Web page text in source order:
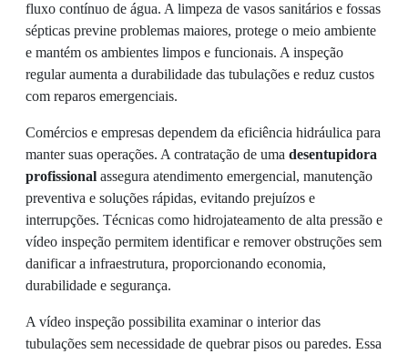
fluxo contínuo de água. A limpeza de vasos sanitários e fossas
sépticas previne problemas maiores, protege o meio ambiente
e mantém os ambientes limpos e funcionais. A inspeção
regular aumenta a durabilidade das tubulações e reduz custos
com reparos emergenciais.
Comércios e empresas dependem da eficiência hidráulica para
manter suas operações. A contratação de uma desentupidora
profissional assegura atendimento emergencial, manutenção
preventiva e soluções rápidas, evitando prejuízos e
interrupções. Técnicas como hidrojateamento de alta pressão e
vídeo inspeção permitem identificar e remover obstruções sem
danificar a infraestrutura, proporcionando economia,
durabilidade e segurança.
A vídeo inspeção possibilita examinar o interior das
tubulações sem necessidade de quebrar pisos ou paredes. Essa